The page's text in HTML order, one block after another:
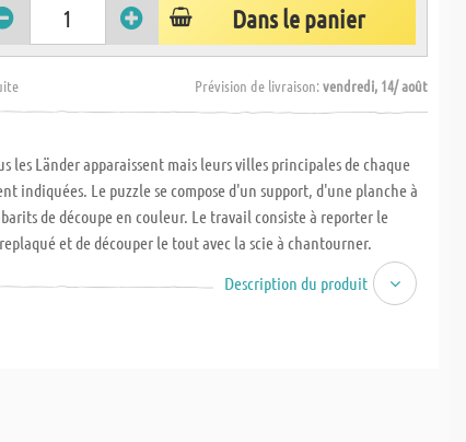
Dans le panier
Prévision de livraison:vendredi, 14/ août
les Länder apparaissent mais leurs villes principales de chaque
indiquées. Le puzzle se compose d'un support, d'une planche à
de découpe en couleur. Le travail consiste à reporter le
et de découper le tout avec la scie à chantourner.
Description du produit